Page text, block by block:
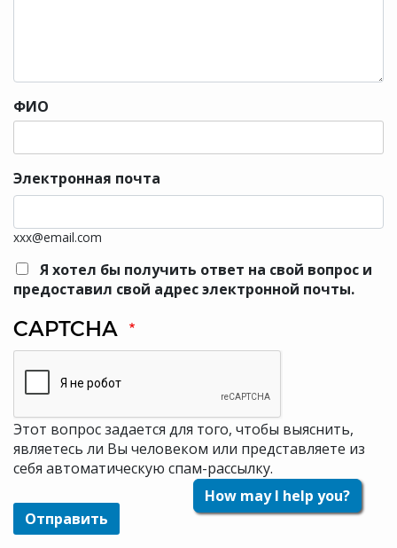
How may I help you?
ФИО
Электронная почта
xxx@email.com
Я хотел бы получить ответ на свой вопрос и
предоставил свой адрес электронной почты.
CAPTCHA
Этот вопрос задается для того, чтобы выяснить,
являетесь ли Вы человеком или представляете из
себя автоматическую спам-рассылку.